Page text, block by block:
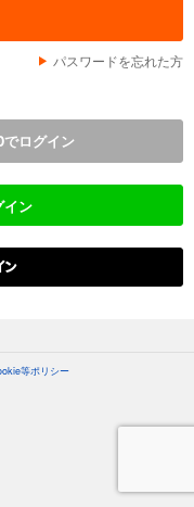
パスワードを忘れた方
ログイン
イン
ン
等ポリシー